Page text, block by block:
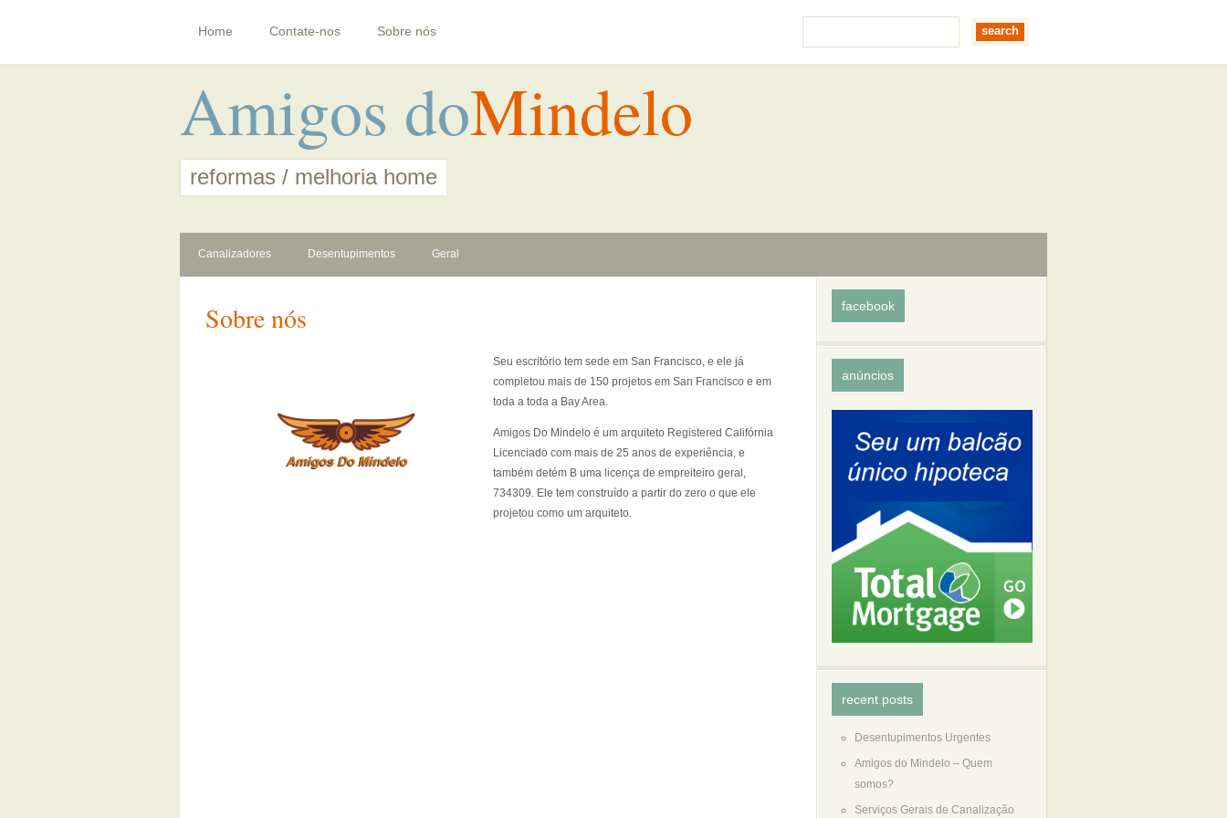
Home Contate-nos Sobre nós
Amigos doMindelo
reformas / melhoria home
Canalizadores Desentupimentos Geral
Sobre nós
Seu escritório tem sede em San Francisco, e ele já
completou mais de 150 projetos em San Francisco e em
toda a toda a Bay Area.
Amigos Do Mindelo é um arquiteto Registered Califórnia
Licenciado com mais de 25 anos de experiência, e
também detém B uma licença de empreiteiro geral,
734309. Ele tem construído a partir do zero o que ele
projetou como um arquiteto.
facebook
anúncios
recent posts
Desentupimentos Urgentes
Amigos do Mindelo – Quem
somos?
Serviços Gerais de Canalização